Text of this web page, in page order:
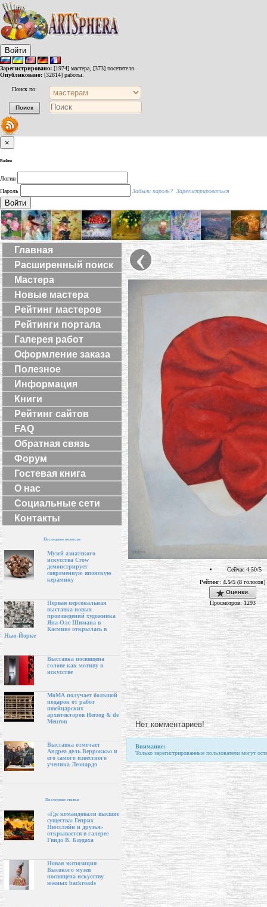
Войти
Зарегистрировано: [1974] мастера, [373] посетителя.
Опубликовано: [32814] работы.
Поиск по:
×
Войти
Логин
Пароль
Забыли пароль? Зарегистрироваться
Войти
Главная
Расширенный поиск
Мастера
Новые мастера
Рейтинг мастеров
Рейтинги портала
Галерея работ
Оформление заказа
Полезное
Информация
Книги
Рейтинг сайтов
FAQ
Обратная связь
Форум
Гостевая книга
О нас
Социальные сети
Контакты
Последние новости
Музей азиатского
искусства Crow
демонстрирует
современную японскую
керамику
Первая персональная
выставка новых
произведений художника
Яна-Оле Шимана в
Касмине открылась в
Нью-Йорке
Выставка посвящена
голове как мотиву в
искусстве
МоМА получает большой
подарок от работ
швейцарских
архитекторов Herzog & de
Meuron
Выставка отмечает
Андреа дель Верроккьо и
его самого известного
ученика Леонардо
Последние статьи
«Где командовали высшие
существа: Генрих
Нюссляйн и друзья»
открывается в галерее
Гвидо В. Баудаха
Новая экспозиция
Высокого музея
посвящена искусству
южных backroads
‹
Сейчас 4.50/5
Рейтинг: 4.5/5 (8 голосов)
Оценки.
Просмотров: 1293
Нет комментариев!
Внимание:
Только зарегистрированные пользователи могут